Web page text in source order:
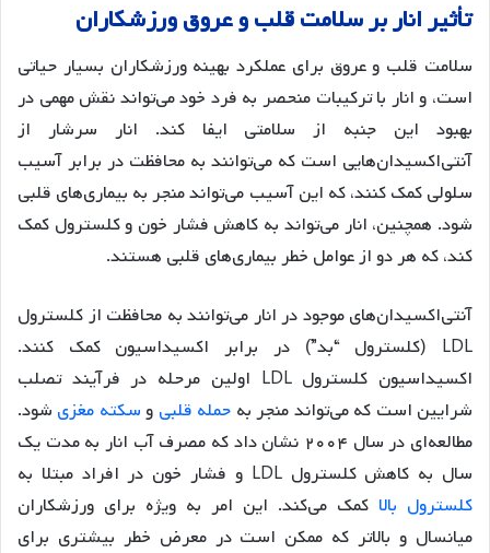
تأثیر انار بر سلامت قلب و عروق ورزشکاران
سلامت قلب و عروق برای عملکرد بهینه ورزشکاران بسیار حیاتی
است، و انار با ترکیبات منحصر به فرد خود می‌تواند نقش مهمی در
بهبود این جنبه از سلامتی ایفا کند. انار سرشار از
آنتی‌اکسیدان‌هایی است که می‌توانند به محافظت در برابر آسیب
سلولی کمک کنند، که این آسیب می‌تواند منجر به بیماری‌های قلبی
شود. همچنین، انار می‌تواند به کاهش فشار خون و کلسترول کمک
کند، که هر دو از عوامل خطر بیماری‌های قلبی هستند.
آنتی‌اکسیدان‌های موجود در انار می‌توانند به محافظت از کلسترول
LDL (کلسترول “بد”) در برابر اکسیداسیون کمک کنند.
اکسیداسیون کلسترول LDL اولین مرحله در فرآیند تصلب
شرایین است که می‌تواند منجر به حمله قلبی وسکته مغزی شود.
مطالعه‌ای در سال ۲۰۰۴ نشان داد که مصرف آب انار به مدت یک
سال به کاهش کلسترول LDL و فشار خون در افراد مبتلا به
کلسترول بالا کمک می‌کند. این امر به ویژه برای ورزشکاران
میانسال و بالاتر که ممکن است در معرض خطر بیشتری برای